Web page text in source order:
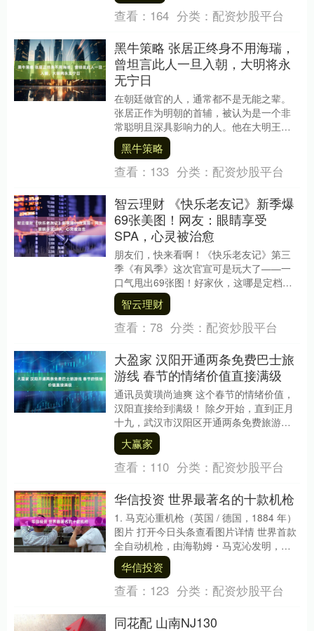
查看： 164 分类： 配资炒股平台
黑牛策略 张居正终身不用海瑞，
曾坦言此人一旦入朝，大明将永
无宁日
在朝廷做官的人，通常都不是无能之辈。
张居正作为明朝的首辅，被认为是一个非
常聪明且深具影响力的人。他在大明王朝
中起到的作用，至今依然被人们所铭记。
但实际上，除了张....
黑牛策略
查看： 133 分类： 配资炒股平台
智云理财 《快乐老友记》新季爆
69张美图！网友：眼睛享受
SPA，心灵被治愈
朋友们，快来看啊！《快乐老友记》第三
季《有风季》这次官宣可是玩大了——一
口气甩出69张图！好家伙，这哪是定档预
告，分明是给我们的眼睛做了一场豪华
SPA！陈楚生、....
智云理财
查看： 78 分类： 配资炒股平台
大盈家 汉阳开通两条免费巴士旅
游线 春节的情绪价值直接满级
通讯员黄璜尚迪爽 这个春节的情绪价值，
汉阳直接给到满级！ 除夕开始，直到正月
十九，武汉市汉阳区开通两条免费旅游观
光环线，装饰一新的观光巴士化身移动观
景平台，带游....
大赢家
查看： 110 分类： 配资炒股平台
华信投资 世界最著名的十款机枪
1. 马克沁重机枪（英国 / 德国，1884 年）
图片 打开今日头条查看图片详情 世界首款
全自动机枪，由海勒姆・马克沁发明，采
用枪管短后坐原理、水冷设计，彻底....
华信投资
查看： 123 分类： 配资炒股平台
同花配 山南NJ130